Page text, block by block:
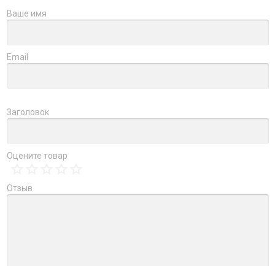
Ваше имя
Email
Заголовок
Оцените товар
Отзыв